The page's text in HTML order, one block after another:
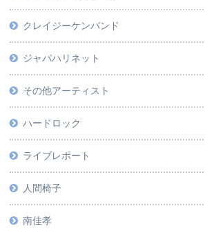
クレイジーケンバンド
ジャパハリネット
その他アーティスト
ハードロック
ライブレポート
人間椅子
南佳孝